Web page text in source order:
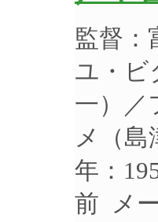
監督：
ユ・ビ
一）／
メ（
年：
前 メ